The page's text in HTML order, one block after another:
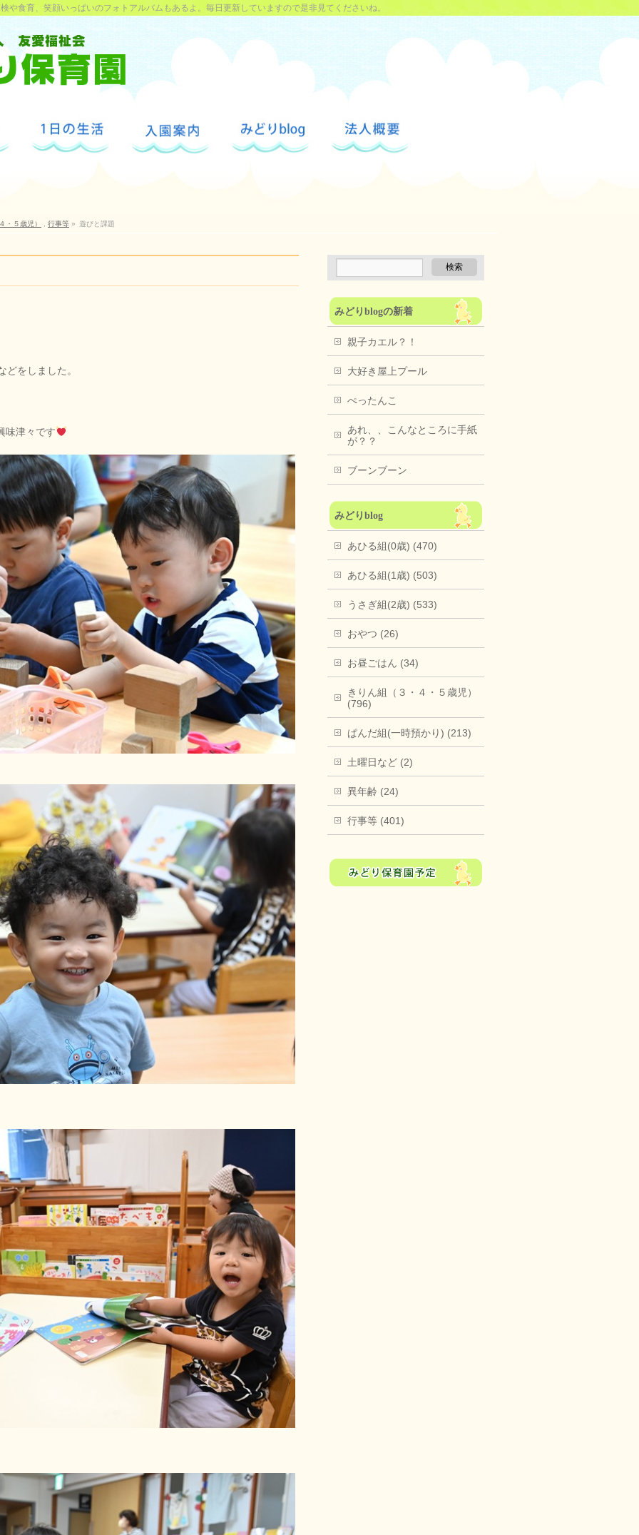
や食育、笑顔いっぱいのフォトアルバムもあるよ。毎日更新していますので是非見てくださいね。
・５歳児） 行事等 » 遊びと課題
どをしました。
津々です
みどりblogの新着
親子カエル？！
大好き屋上プール
ぺったんこ
あれ、、こんなところに手紙
が？？
ブーンブーン
みどりblog
あひる組(0歳) (470)
あひる組(1歳) (503)
うさぎ組(2歳) (533)
おやつ (26)
お昼ごはん (34)
きりん組（３・４・５歳児）
(796)
ぱんだ組(一時預かり) (213)
土曜日など (2)
異年齢 (24)
行事等 (401)